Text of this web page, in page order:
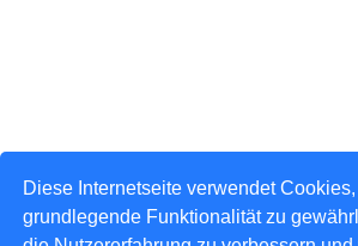
Diese Internetseite verwendet
grundlegende Funktionalität zu